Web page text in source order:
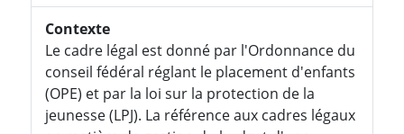
Contexte
Le cadre légal est donné par l'Ordonnance du
conseil fédéral réglant le placement d'enfants
(OPE) et par la loi sur la protection de la
jeunesse (LPJ). La référence aux cadres légaux